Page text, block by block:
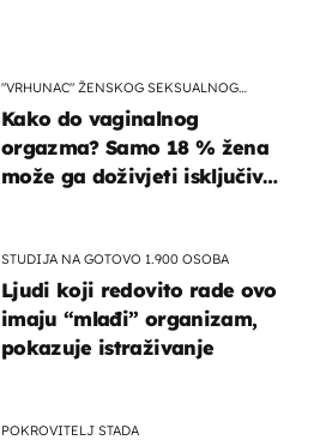
"VRHUNAC" ŽENSKOG SEKSUALNOG
Kako do vaginalnog
orgazma? Samo 18 % žena
može ga doživjeti isključivo
STUDIJA NA GOTOVO 1.900 OSOBA
Ljudi koji redovito rade ovo
imaju “mlađi” organizam,
pokazuje istraživanje
POKROVITELJ STADA